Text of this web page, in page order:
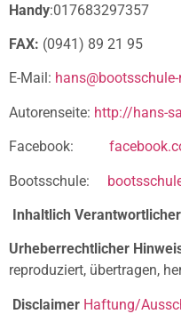
Handy:017683297357
FAX: (0941) 89 21 95
E-Mail: hans
Autorenseite: http://hans-
Facebook:
Bootsschule:
Inhaltlich Verantwortlicher
Urheberrechtlicher
reproduziert, übertragen,
Disclaimer Haftung/